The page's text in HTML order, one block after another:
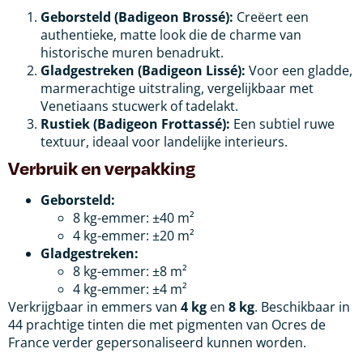
Geborsteld (Badigeon Brossé): Creëert een
authentieke, matte look die de charme van
historische muren benadrukt.
Gladgestreken (Badigeon Lissé): Voor een gladde,
marmerachtige uitstraling, vergelijkbaar met
Venetiaans stucwerk of tadelakt.
Rustiek (Badigeon Frottassé): Een subtiel ruwe
textuur, ideaal voor landelijke interieurs.
Verbruik en verpakking
Geborsteld:
8 kg-emmer: ±40 m²
4 kg-emmer: ±20 m²
Gladgestreken:
8 kg-emmer: ±8 m²
4 kg-emmer: ±4 m²
Verkrijgbaar in emmers van 4 kg en 8 kg. Beschikbaar in
44 prachtige tinten die met pigmenten van Ocres de
France verder gepersonaliseerd kunnen worden.